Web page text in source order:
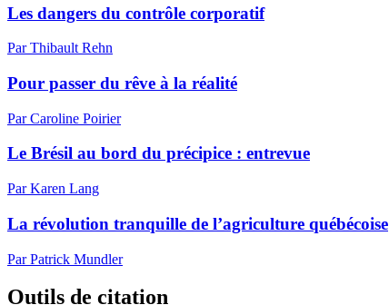
Les dangers du contrôle corporatif
Par Thibault Rehn
Pour passer du rêve à la réalité
Par Caroline Poirier
Le Brésil au bord du précipice : entrevue
Par Karen Lang
La révolution tranquille de l’agriculture québécoise
Par Patrick Mundler
Outils de citation